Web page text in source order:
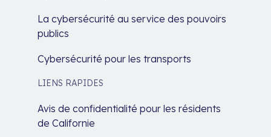
La cybersécurité au service des pouvoirs
publics
Cybersécurité pour les transports
LIENS RAPIDES
Avis de confidentialité pour les résidents
de Californie